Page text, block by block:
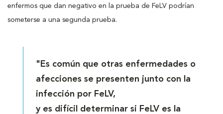
enfermos que dan negativo en la prueba de FeLV podrían
someterse a una segunda prueba.
"Es común que otras enfermedades o
afecciones se presenten junto con la
infección por FeLV,
y es difícil determinar si FeLV es la